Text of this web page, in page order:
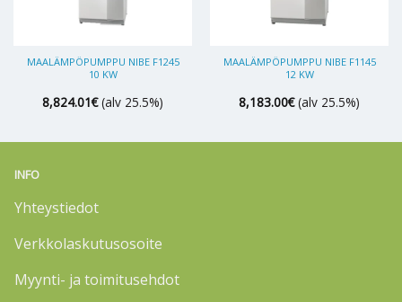
MAALÄMPÖPUMPPU NIBE F1245
10 KW
8,824.01€ (alv 25.5%)
MAALÄMPÖPUMPPU NIBE F1145
12 KW
8,183.00€ (alv 25.5%)
INFO
Yhteystiedot
Verkkolaskutusosoite
Myynti- ja toimitusehdot